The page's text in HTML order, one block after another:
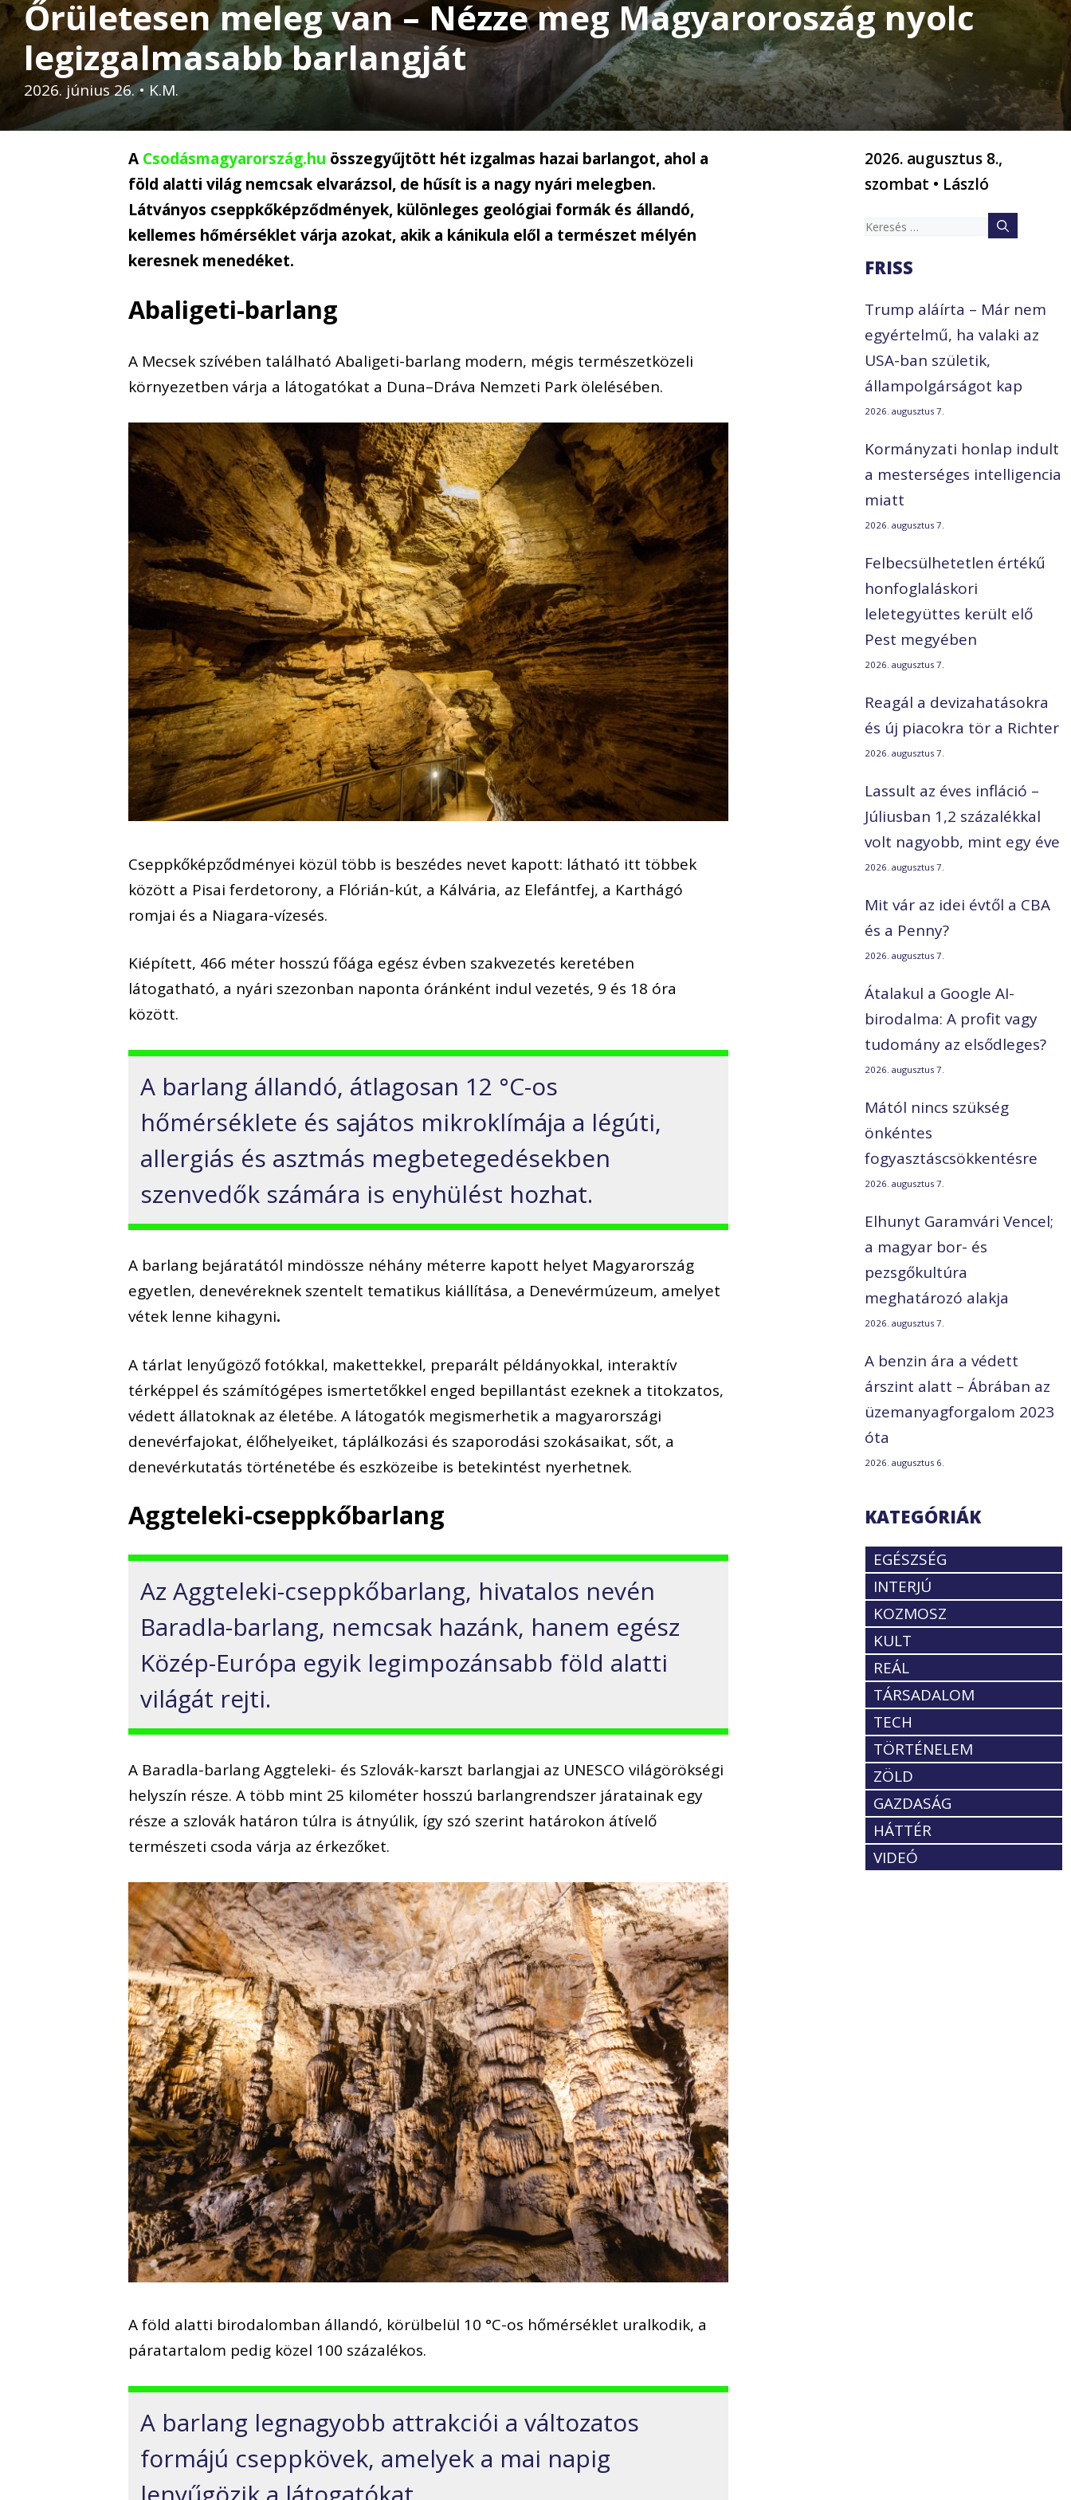
Őrületesen meleg van – Nézze meg Magyaroroszág nyolc
legizgalmasabb barlangját
2026. június 26.• K.M.
A Csodásmagyarország.hu összegyűjtött hét izgalmas hazai barlangot, ahol a
föld alatti világ nemcsak elvarázsol, de hűsít is a nagy nyári melegben.
Látványos cseppkőképződmények, különleges geológiai formák és állandó,
kellemes hőmérséklet várja azokat, akik a kánikula elől a természet mélyén
keresnek menedéket.
Abaligeti-barlang
A Mecsek szívében található Abaligeti-barlang modern, mégis természetközeli
környezetben várja a látogatókat a Duna–Dráva Nemzeti Park ölelésében.
Cseppkőképződményei közül több is beszédes nevet kapott: látható itt többek
között a Pisai ferdetorony, a Flórián-kút, a Kálvária, az Elefántfej, a Karthágó
romjai és a Niagara-vízesés.
Kiépített, 466 méter hosszú főága egész évben szakvezetés keretében
látogatható, a nyári szezonban naponta óránként indul vezetés, 9 és 18 óra
között.
A barlang állandó, átlagosan 12 °C-os
hőmérséklete és sajátos mikroklímája a légúti,
allergiás és asztmás megbetegedésekben
szenvedők számára is enyhülést hozhat.
A barlang bejáratától mindössze néhány méterre kapott helyet Magyarország
egyetlen, denevéreknek szentelt tematikus kiállítása, a Denevérmúzeum, amelyet
vétek lenne kihagyni.
A tárlat lenyűgöző fotókkal, makettekkel, preparált példányokkal, interaktív
térképpel és számítógépes ismertetőkkel enged bepillantást ezeknek a titokzatos,
védett állatoknak az életébe. A látogatók megismerhetik a magyarországi
denevérfajokat, élőhelyeiket, táplálkozási és szaporodási szokásaikat, sőt, a
denevérkutatás történetébe és eszközeibe is betekintést nyerhetnek.
Aggteleki-cseppkőbarlang
Az Aggteleki-cseppkőbarlang, hivatalos nevén
Baradla-barlang, nemcsak hazánk, hanem egész
Közép-Európa egyik legimpozánsabb föld alatti
világát rejti.
A Baradla-barlang Aggteleki- és Szlovák-karszt barlangjai az UNESCO világörökségi
helyszín része. A több mint 25 kilométer hosszú barlangrendszer járatainak egy
része a szlovák határon túlra is átnyúlik, így szó szerint határokon átívelő
természeti csoda várja az érkezőket.
A föld alatti birodalomban állandó, körülbelül 10 °C-os hőmérséklet uralkodik, a
páratartalom pedig közel 100 százalékos.
A barlang legnagyobb attrakciói a változatos
formájú cseppkövek, amelyek a mai napig
2026. augusztus 8.,
szombat • László
Keresés:
FRISS
Trump aláírta – Már nem
egyértelmű, ha valaki az
USA-ban születik,
állampolgárságot kap
2026. augusztus 7.
Kormányzati honlap indult
a mesterséges intelligencia
miatt
2026. augusztus 7.
Felbecsülhetetlen értékű
honfoglaláskori
leletegyüttes került elő
Pest megyében
2026. augusztus 7.
Reagál a devizahatásokra
és új piacokra tör a Richter
2026. augusztus 7.
Lassult az éves infláció –
Júliusban 1,2 százalékkal
volt nagyobb, mint egy éve
2026. augusztus 7.
Mit vár az idei évtől a CBA
és a Penny?
2026. augusztus 7.
Átalakul a Google AI-
birodalma: A profit vagy
tudomány az elsődleges?
2026. augusztus 7.
Mától nincs szükség
önkéntes
fogyasztáscsökkentésre
2026. augusztus 7.
Elhunyt Garamvári Vencel;
a magyar bor- és
pezsgőkultúra
meghatározó alakja
2026. augusztus 7.
A benzin ára a védett
árszint alatt – Ábrában az
üzemanyagforgalom 2023
óta
2026. augusztus 6.
KATEGÓRIÁK
EGÉSZSÉG
INTERJÚ
KOZMOSZ
KULT
REÁL
TÁRSADALOM
TECH
TÖRTÉNELEM
ZÖLD
GAZDASÁG
HÁTTÉR
VIDEÓ